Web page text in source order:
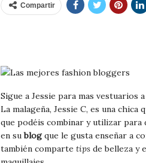
Compartir
Sigue a Jessie para mas vestuarios
La malageña, Jessie C, es una
que podéis combinar y utilizar para
en sublogque le gusta enseñar a
también comparte tips de belleza y